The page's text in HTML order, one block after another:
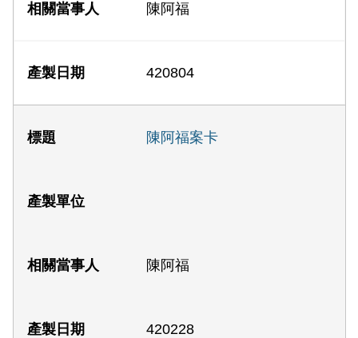
陳阿福
420804
陳阿福案卡
陳阿福
420228